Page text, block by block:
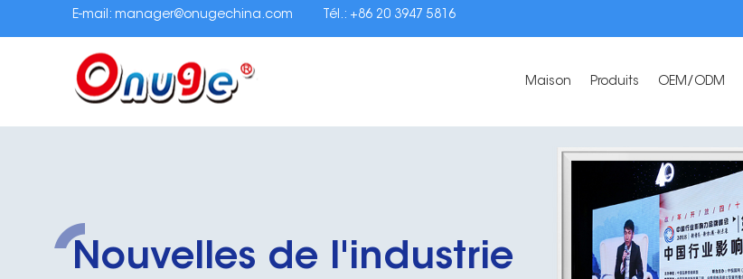
E-mail: manager@onugechina.com Tél.: +86 20 3947 5816
Maison Produits OEM/ODM
Nouvelles de l'industrie